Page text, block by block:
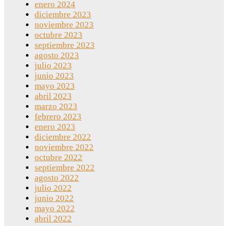
enero 2024
diciembre 2023
noviembre 2023
octubre 2023
septiembre 2023
agosto 2023
julio 2023
junio 2023
mayo 2023
abril 2023
marzo 2023
febrero 2023
enero 2023
diciembre 2022
noviembre 2022
octubre 2022
septiembre 2022
agosto 2022
julio 2022
junio 2022
mayo 2022
abril 2022